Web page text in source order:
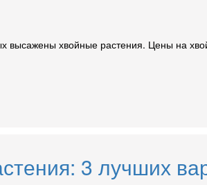
высажены хвойные растения. Цены на
3 лучших